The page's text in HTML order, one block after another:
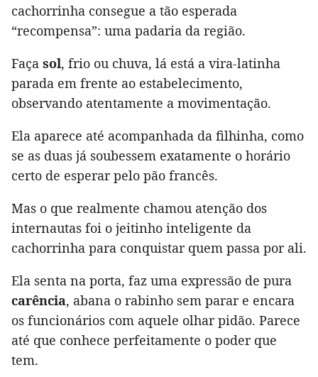
cachorrinha consegue a tão esperada
“recompensa”: uma padaria da região.
Faça sol, frio ou chuva, lá está a vira-latinha
parada em frente ao estabelecimento,
observando atentamente a movimentação.
Ela aparece até acompanhada da filhinha, como
se as duas já soubessem exatamente o horário
certo de esperar pelo pão francês.
Mas o que realmente chamou atenção dos
internautas foi o jeitinho inteligente da
cachorrinha para conquistar quem passa por ali.
Ela senta na porta, faz uma expressão de pura
carência, abana o rabinho sem parar e encara
os funcionários com aquele olhar pidão. Parece
até que conhece perfeitamente o poder que
tem.